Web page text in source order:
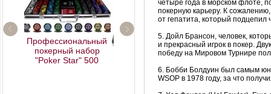
покерный набор
"Poker Star" 500
Профессиональный
четыре года в морском флоте,
покерную карьеру. К
от гепатита, который подцепил
5. Дойл Брансон, человек,
и прекрасный игрок в покер.
победу на Мировом Турнире
6. Бобби Болдуин был самым
WSOP в 1978 году, за что